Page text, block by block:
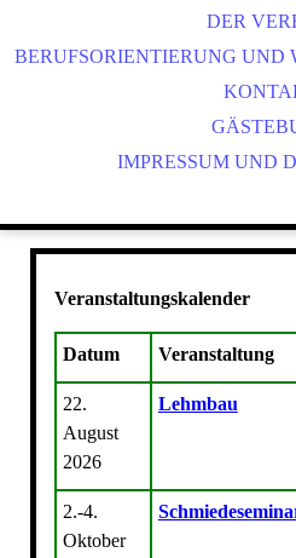
EUROPAS
DRESDEN
WEITERE
MESSEN UND
STUHL- UND
X_26
FILZEN &
DER
DAS
MITGLIED
BERUFSORIENTIERUNG UND
IMPRESSUM UND
Veranstaltungskalender
Datum Veranstaltung
22.
August
2026
Lehmbau
2.-4.
Oktober